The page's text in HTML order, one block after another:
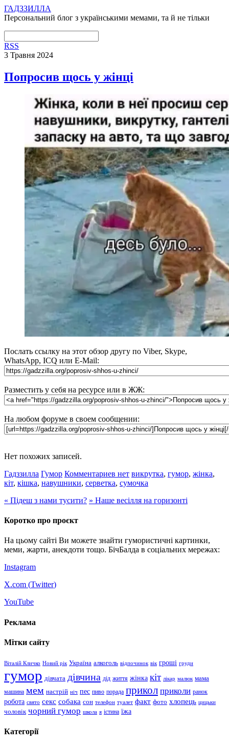
ГАДЗЗИЛЛА
Персональний блог з українськими мемами, та й не тільки
RSS
3 Травня 2024
Попросив щось у жінці
Послать ссылку на этот обзор другу по Viber, Skype,
WhatsApp, ICQ или E-Mail:
Разместить у себя на ресурсе или в ЖЖ:
На любом форуме в своем сообщении:
Нет похожих записей.
Гадззилла Гумор Комментариев нет викрутка, гумор, жінка,
кіт, кішка, навушники, серветка, сумочка
« Підеш з нами тусити? » Наше весілля на горизонті
Коротко про проєкт
На цьому сайті Ви можете знайти гумористичні картинки,
меми, жарти, анекдоти тощо. БічБалда в соціальних мережах:
Instagram
X.com (Twitter)
YouTube
Реклама
Мітки сайту
Віталій Кличко Новий рік Україна алкоголь відпочинок вік гроші груди
гумор дівчата дівчина дід життя жінка кіт лікар малюк мама
машина мем настрій ніч пес пиво порада прикол приколи ранок
робота свято секс собака сон телефон туалет факт фото хлопець цицьки
чоловік чорний гумор школа я істина їжа
Категорії